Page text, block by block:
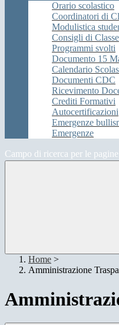
Orario scolastico
Coordinatori di
Modulistica
Consigli di Classe
Programmi svolti
Documento 15
Calendario
Documenti CDC
Ricevimento
Crediti Formativi
Autocertificazioni
Emergenze
Emergenze
Campo di ricerca per le
Home >
Amministrazione